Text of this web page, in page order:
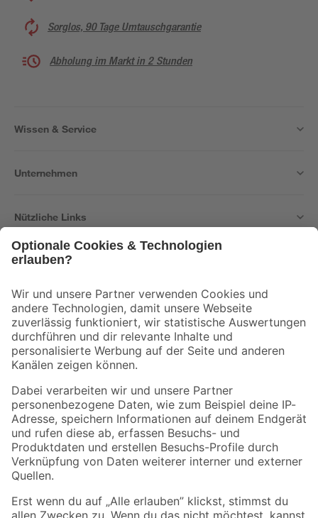
Sorglos, 90 Tage Umtauschgarantie
Abholung im Markt in 2 Stunden
Wissen & Service
Unternehmen
Nützliche Links
Der toom Newsletter: Keine Angebote und Aktionen mehr verpassen!
Zur Newsletter Anmeldung
Folge uns
Zahlungsarten Versandarten
Sicher einkaufen